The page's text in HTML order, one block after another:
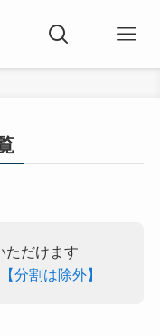
ただけます
分割は除外】